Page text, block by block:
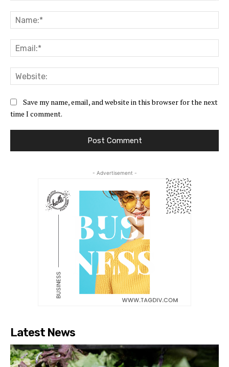
Save my name, email, and website in this browser for the next
time I comment.
- Advertisement -
Latest News